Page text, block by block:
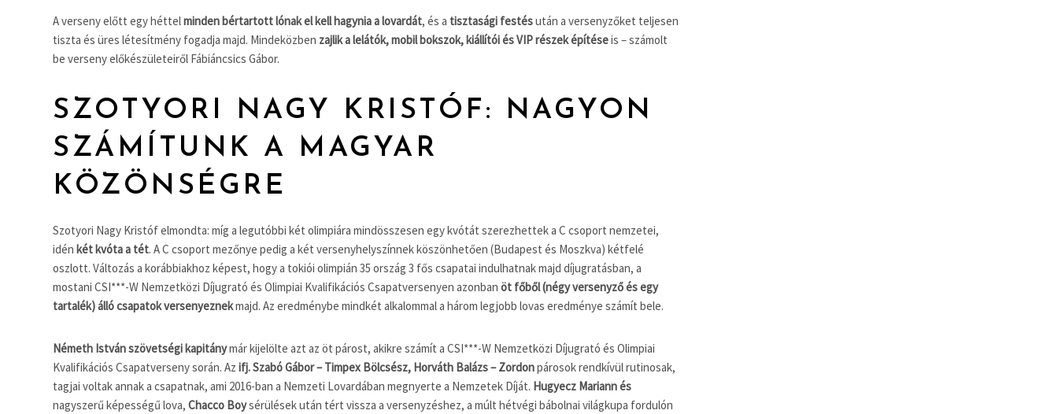
A verseny előtt egy héttelminden bértartott lónak el kell hagynia a lovardát, és a tisztasági festésután a versenyzőket teljesen
tiszta és üres létesítmény fogadja majd. Mindeközben zajlik a lelátók, mobil bokszok, kiállítói és VIP részek építéseis – számolt
be verseny előkészületeiről Fábiáncsics Gábor.
SZOTYORI NAGY KRISTÓF: NAGYON
SZÁMÍTUNK A MAGYAR
KÖZÖNSÉGRE
Szotyori Nagy Kristóf elmondta: míg a legutóbbi két olimpiára mindösszesen egy kvótát szerezhettek a C csoport nemzetei,
idén két kvóta a tét. A C csoport mezőnye pedig a két versenyhelyszínnek köszönhetően (Budapest és Moszkva) kétfelé
oszlott. Változás a korábbiakhoz képest, hogy a tokiói olimpián 35 ország 3 fős csapatai indulhatnak majd díjugratásban, a
mostani CSI***-W Nemzetközi Díjugrató és Olimpiai Kvalifikációs Csapatversenyen azonban öt főből (négy versenyző és egy
tartalék) álló csapatok versenyeznekmajd. Az eredménybe mindkét alkalommal a három legjobb lovas eredménye számít bele.
Németh István szövetségi kapitánymár kijelölte azt az öt párost, akikre számít a CSI***-W Nemzetközi Díjugrató és Olimpiai
Kvalifikációs Csapatverseny során. Az ifj. Szabó Gábor – Timpex Bölcsész, Horváth Balázs – Zordonpárosok rendkívül rutinosak,
tagjai voltak annak a csapatnak, ami 2016-ban a Nemzeti Lovardában megnyerte a Nemzetek Díját. Hugyecz Mariann és
nagyszerű képességű lova, Chacco Boysérülések után tért vissza a versenyzéshez, a múlt hétvégi bábolnai világkupa fordulón